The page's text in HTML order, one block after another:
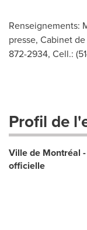
Renseignements:
presse, Cabinet
872-2934, Cell.:
Profil de
Ville de Montréal
officielle